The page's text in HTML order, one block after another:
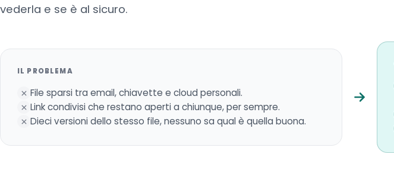
vederla e se è al sicuro.
IL PROBLEMA
File sparsi tra email, chiavette e cloud personali.
Link condivisi che restano aperti a chiunque, per sempre.
Dieci versioni dello stesso file, nessuno sa qual è quella buona.